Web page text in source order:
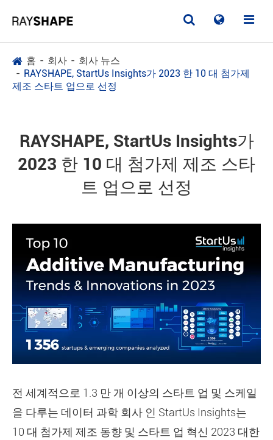
홈 회사
회사 뉴스
RAYSHAPE, StartUs Insights가 2023 한 10 대 첨가제
제조 스타트 업으로 선정
RAYSHAPE, StartUs Insights가
2023 한 10 대 첨가제 제조 스타
트 업으로 선정
전 세계적으로 1.3 만 개 이상의 스타트 업 및 스케일
을 다루는 데이터 과학 회사 인 StartUs Insights는
10 대 첨가제 제조 동향 및 스타트 업 혁신 2023 대한